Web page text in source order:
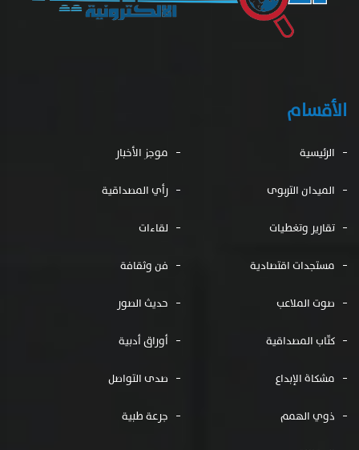
الأقسام
الرئيسية موجز الأخبار
الميدان التربوى رأي المصداقية
تقارير وتغطيات لقاءات
مستجدات اقتصادية فن وثقافة
صوت الملاعب حديث الصور
كتّاب المصداقية أوراق أدبية
مشكاة الإبداع صدى التواصل
ذوي الهمم جرعة طبية